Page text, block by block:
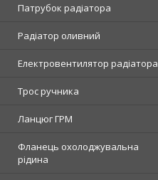
Патрубок радіатора
Радіатор оливний
Електровентилятор радіатора
Трос ручника
Ланцюг ГРМ
Фланець охолоджувальна
рідина